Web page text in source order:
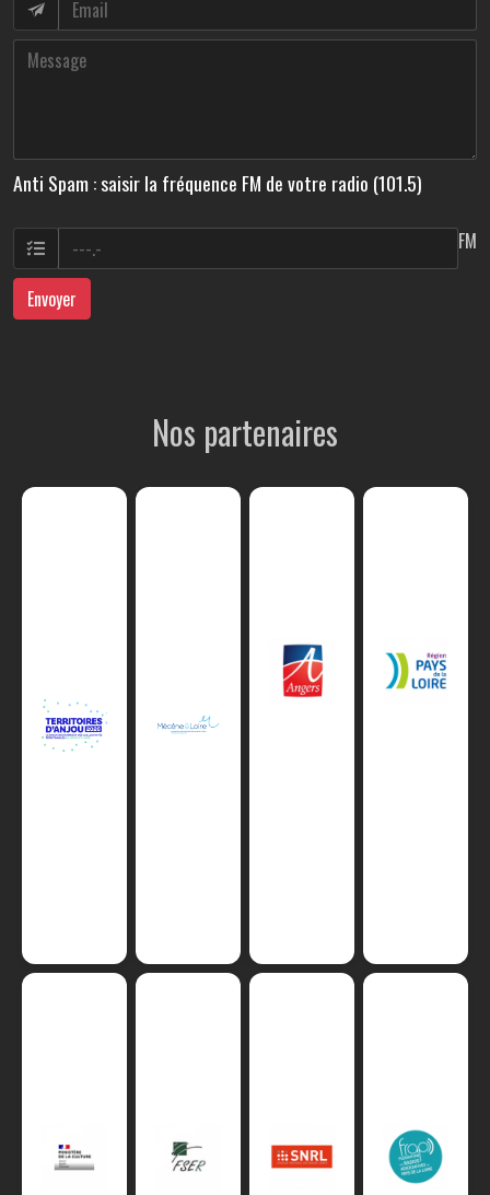
Anti Spam : saisir la fréquence FM de votre radio (101.5)
FM
Envoyer
Nos partenaires